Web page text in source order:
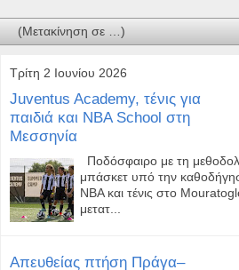
Τρίτη 2 Ιουνίου 2026
Juventus Academy, τένις για
παιδιά και NBA School στη
Μεσσηνία
Ποδόσφαιρο με τη
μπάσκετ υπό την
NBA και τένις στο
μετατ...
Απευθείας πτήση Πράγα–